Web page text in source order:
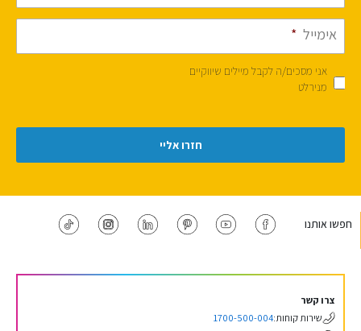
אימייל *
אני מסכים/ה לקבל מיילים שיווקיים
מנירלט
חפשו אותנו
צרו קשר
שירות קוחות:1700-500-004